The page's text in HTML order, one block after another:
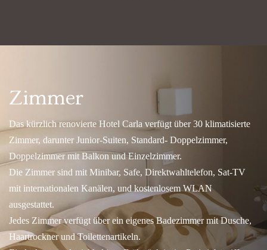
Zimmer
Das kürzlich renovierte Hotel Carla verfügt über 30 klimatisierte
Zimmer, darunter Junior-Suiten, Standard- Doppelzimmer,
Doppelzimmer mit Balkon und Einzelzimmer.
Die Zimmer sind mit Minibar, Safe, Direktwahltelefon, Sat-TV
mit internationalen Kanälen, und kostenlosem WLAN
ausgestattet.
Jedes Zimmer verfügt über ein eigenes Badezimmer mit Dusche,
Haartrockner und Toilettenartikeln.